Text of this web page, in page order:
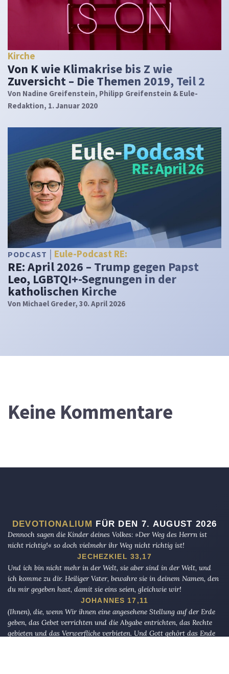
Kirche
Von K wie Klimakrise bis Z wie
Zuversicht – Die Themen 2019, Teil 2
Von Nadine Greifenstein, Philipp Greifenstein & Eule-
Redaktion, 1. Januar 2020
PODCAST Eule-Podcast RE:
RE: April 2026 – Trump gegen Papst
Leo, LGBTQI+-Segnungen in der
katholischen Kirche
Von Michael Greder, 30. April 2026
Keine Kommentare
DEVOTIONALIUM FÜR DEN 7. AUGUST 2026
Dennoch sagen die Kinder deines Volkes: »Der Weg des Herrn ist
nicht richtig!« so doch vielmehr ihr Weg nicht richtig ist!
JECHEZKIEL 33,17
Und ich bin nicht mehr in der Welt, sie aber sind in der Welt, und
ich komme zu dir. Heiliger Vater, bewahre sie in deinem Namen, den
du mir gegeben hast, damit sie eins seien, gleichwie wir!
JOHANNES 17,11
(Ihnen), die, wenn Wir ihnen eine angesehene Stellung auf der Erde
geben, das Gebet verrichten und die Abgabe entrichten, das Rechte
gebieten und das Verwerfliche verbieten. Und Gott gehört das Ende